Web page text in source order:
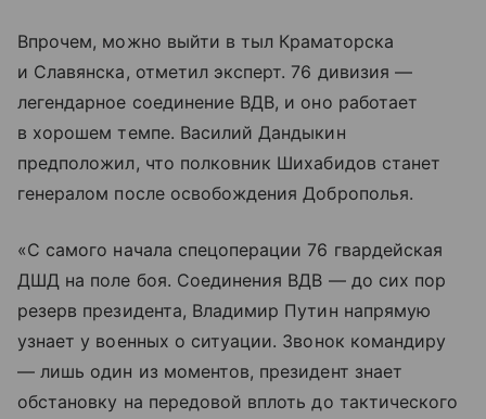
Впрочем, можно выйти в тыл Краматорска
и Славянска, отметил эксперт. 76 дивизия —
легендарное соединение ВДВ, и оно работает
в хорошем темпе. Василий Дандыкин
предположил, что полковник Шихабидов станет
генералом после освобождения Доброполья.
«С самого начала спецоперации 76 гвардейская
ДШД на поле боя. Соединения ВДВ — до сих пор
резерв президента, Владимир Путин напрямую
узнает у военных о ситуации. Звонок командиру
— лишь один из моментов, президент знает
обстановку на передовой вплоть до тактического